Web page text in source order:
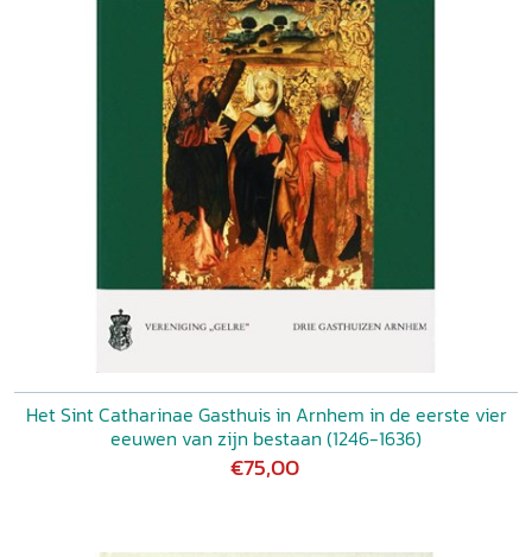
Het Sint Catharinae Gasthuis in Arnhem in de eerste vier
eeuwen van zijn bestaan (1246-1636)
€75,00